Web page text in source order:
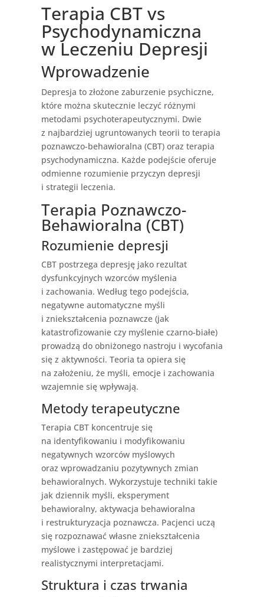
Terapia CBT vs
Psychodynamiczna
w Leczeniu Depresji
Wprowadzenie
Depresja to złożone zaburzenie psychiczne,
które można skutecznie leczyć różnymi
metodami psychoterapeutycznymi. Dwie
z najbardziej ugruntowanych teorii to terapia
poznawczo-behawioralna (CBT) oraz terapia
psychodynamiczna. Każde podejście oferuje
odmienne rozumienie przyczyn depresji
i strategii leczenia.
Terapia Poznawczo-
Behawioralna (CBT)
Rozumienie depresji
CBT postrzega depresję jako rezultat
dysfunkcyjnych wzorców myślenia
i zachowania. Według tego podejścia,
negatywne automatyczne myśli
i zniekształcenia poznawcze (jak
katastrofizowanie czy myślenie czarno-białe)
prowadzą do obniżonego nastroju i wycofania
się z aktywności. Teoria ta opiera się
na założeniu, że myśli, emocje i zachowania
wzajemnie się wpływają.
Metody terapeutyczne
Terapia CBT koncentruje się
na identyfikowaniu i modyfikowaniu
negatywnych wzorców myślowych
oraz wprowadzaniu pozytywnych zmian
behawioralnych. Wykorzystuje techniki takie
jak dziennik myśli, eksperyment
behawioralny, aktywacja behawioralna
i restrukturyzacja poznawcza. Pacjenci uczą
się rozpoznawać własne zniekształcenia
myślowe i zastępować je bardziej
realistycznymi interpretacjami.
Struktura i czas trwania